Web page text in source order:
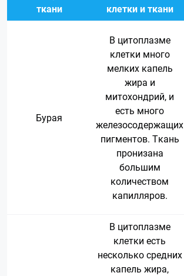
ткани
клетки и ткани
Бурая
В цитоплазме
клетки много
мелких капель
жира и
митохондрий, и
есть много
железосодержащих
пигментов. Ткань
пронизана
большим
количеством
капилляров.
В цитоплазме
клетки есть
несколько средних
капель жира,